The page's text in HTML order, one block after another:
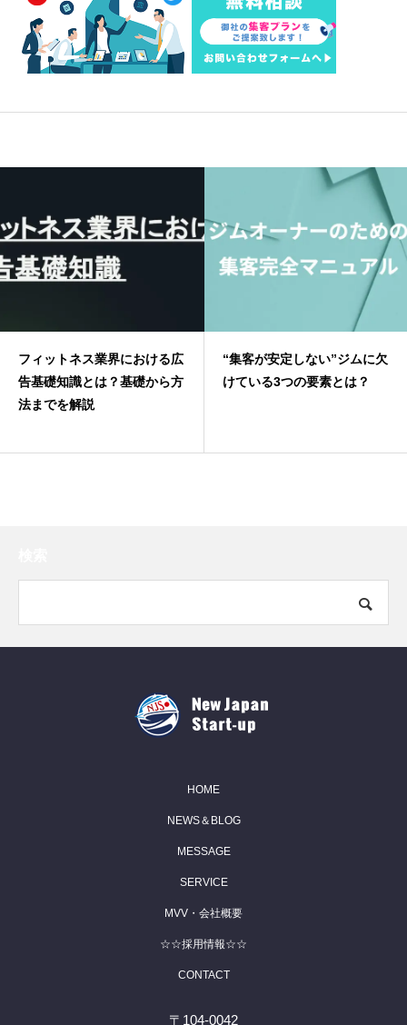
フィットネス業界における広
告基礎知識とは？基礎から方
法までを解説
“集客が安定しない”ジムに欠
けている3つの要素とは？
HOME
NEWS＆BLOG
MESSAGE
SERVICE
MVV・会社概要
☆☆採用情報☆☆
CONTACT
〒104-0042